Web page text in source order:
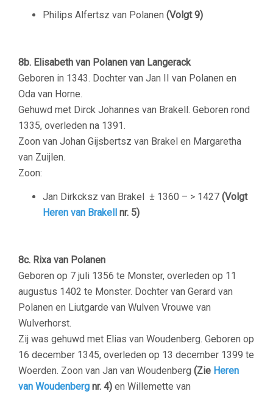
Philips Alfertsz van Polanen (Volgt 9)
8b. Elisabeth van Polanen van Langerack
Geboren in 1343. Dochter van Jan II van Polanen en
Oda van Horne.
Gehuwd met Dirck Johannes van Brakell. Geboren rond
1335, overleden na 1391.
Zoon van Johan Gijsbertsz van Brakel en Margaretha
van Zuijlen.
Zoon:
Jan Dirkcksz van Brakel ± 1360 – > 1427 (Volgt
Heren van Brakell nr. 5)
8c. Rixa van Polanen
Geboren op 7 juli 1356 te Monster, overleden op 11
augustus 1402 te Monster. Dochter van Gerard van
Polanen en Liutgarde van Wulven Vrouwe van
Wulverhorst.
Zij was gehuwd met Elias van Woudenberg. Geboren op
16 december 1345, overleden op 13 december 1399 te
Woerden. Zoon van Jan van Woudenberg (Zie Heren
van Woudenberg nr. 4) en Willemette van